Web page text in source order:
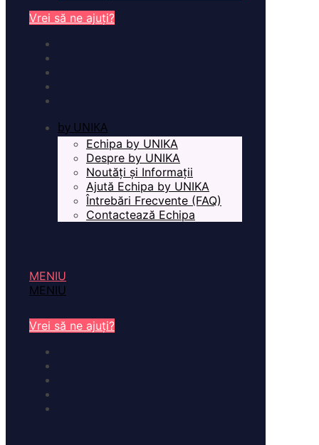
Vrei să ne ajuți?
by UNIKA
Echipa by UNIKA
Despre by UNIKA
Noutăți și Informații
Ajută Echipa by UNIKA
Întrebări Frecvente (FAQ)
Contactează Echipa
MENIU
MENIU
Vrei să ne ajuți?